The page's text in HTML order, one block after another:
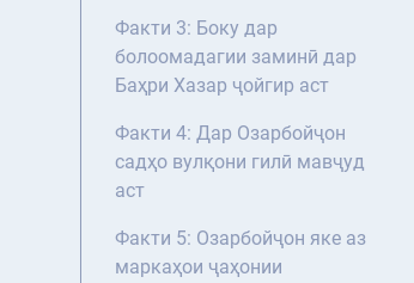
Факти 3: Боку дар
болоомадагии заминӣ дар
Баҳри Хазар ҷойгир аст
Факти 4: Дар Озарбойҷон
садҳо вулқони гилӣ мавҷуд
аст
Факти 5: Озарбойҷон яке аз
маркаҳои ҷаҳонии